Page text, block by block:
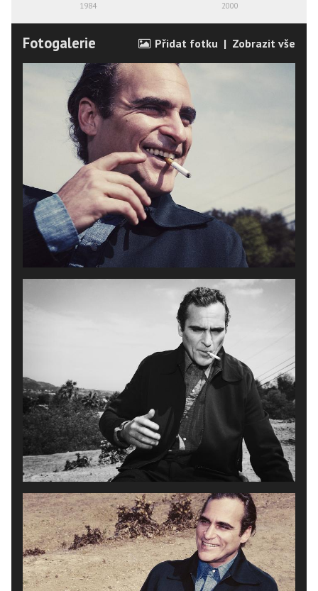
1984 2000
Fotogalerie Přidat fotku | Zobrazit vše